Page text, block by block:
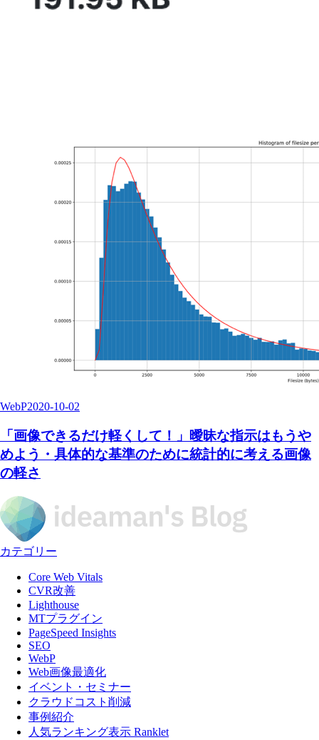
WebP2020-10-02
「画像できるだけ軽くして！」曖昧な指示はもうや
めよう・具体的な基準のために統計的に考える画像
の軽さ
カテゴリー
Core Web Vitals
CVR改善
Lighthouse
MTプラグイン
PageSpeed Insights
SEO
WebP
Web画像最適化
イベント・セミナー
クラウドコスト削減
事例紹介
人気ランキング表示 Ranklet